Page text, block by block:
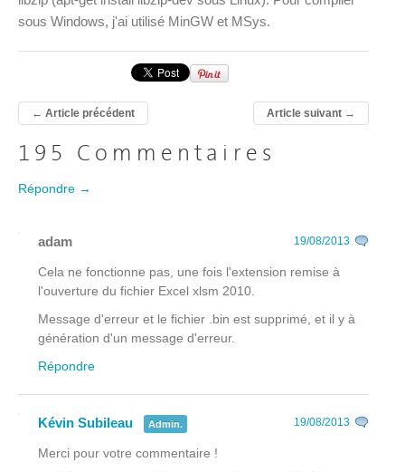
sous Windows, j'ai utilisé MinGW et MSys.
← Article précédent Article suivant→
195 Commentaires
Répondre →
adam 19/08/2013
Cela ne fonctionne pas, une fois l'extension remise à
l'ouverture du fichier Excel xlsm 2010.
Message d'erreur et le fichier .bin est supprimé, et il y à
génération d'un message d'erreur.
Répondre
Kévin Subileau Admin. 19/08/2013
Merci pour votre commentaire !